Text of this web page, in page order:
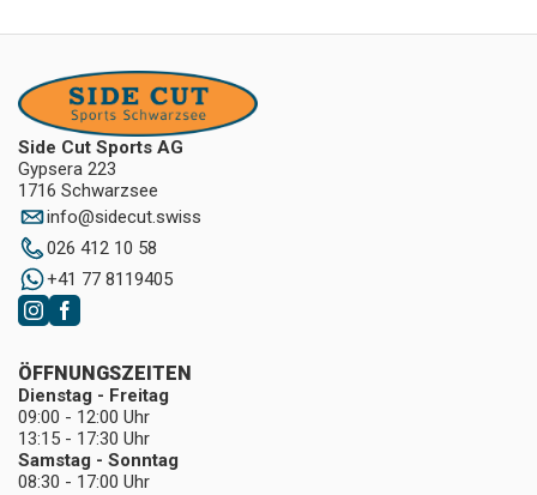
Side Cut Sports AG
Gypsera 223
1716 Schwarzsee
info@sidecut.swiss
026 412 10 58
+41 77 8119405
ÖFFNUNGSZEITEN
Dienstag - Freitag
09:00 - 12:00 Uhr
13:15 - 17:30 Uhr
Samstag - Sonntag
08:30 - 17:00 Uhr